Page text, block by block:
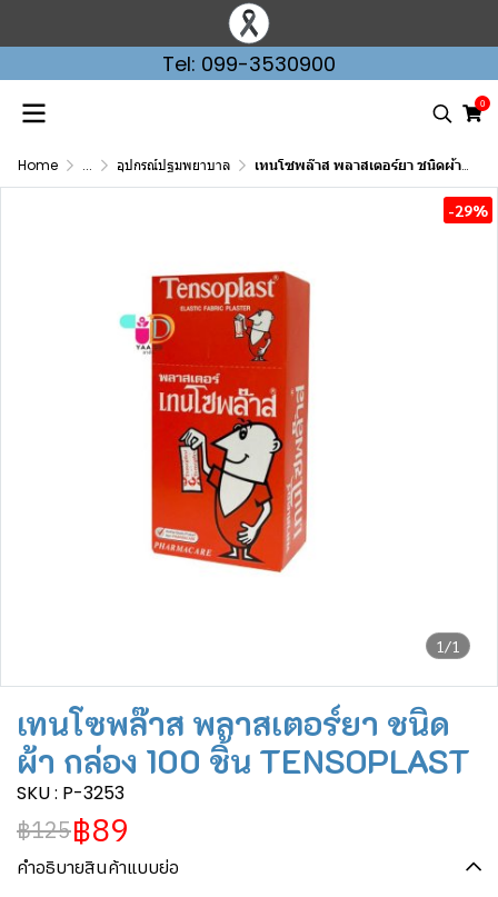
Tel: 099-3530900
0
Home ... อุปกรณ์ปฐมพยาบาล เทนโซพล๊าส พลาสเตอร์ยา ชนิดผ้า กล่อง 100 ชิ้น TENSOPLAST
1/1
-29%
เทนโซพล๊าส พลาสเตอร์ยา ชนิด
ผ้า กล่อง 100 ชิ้น TENSOPLAST
SKU : P-3253
฿125฿89
คำอธิบายสินค้าแบบย่อ